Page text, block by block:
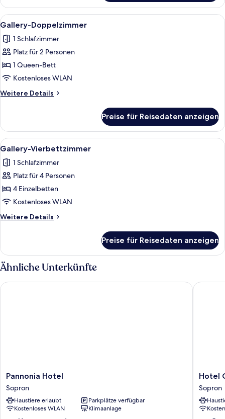
eigenes
Bad
Alle
Fotos
für
Gallery-
Doppelzimmer
anzeigen
Ein Schlafzimmer mit schrägem
9
Gallery-Doppelzimmer
1 Schlafzimmer
Platz für 2 Personen
1 Queen-Bett
Kostenloses WLAN
Weitere Details
Weitere
Doppelzimmer
Preise für Reisedaten anzeigen
Alle
Fotos
für
Gallery-
Vierbettzimmer
anzeigen
Ein Schlafraum im Schlafsaalstil mit
13
Gallery-Vierbettzimmer
1 Schlafzimmer
Platz für 4 Personen
4 Einzelbetten
Kostenloses WLAN
Weitere Details
Weitere
Vierbettzimmer
Preise für Reisedaten anzeigen
Ähnliche Unterkünfte
Pannonia
Hotel
Sopron
Pannonia Hotel
Sopron
Haustiere erlaubt
Parkplätze verfügbar
Kostenloses WLAN
Klimaanlage
Pannonia Hotel
Hotel
Civitas
Sopron
Sopron
Hotel
Sopron
Hotel